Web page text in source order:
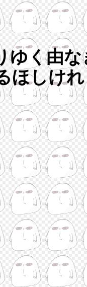
ゆく由
ほしけ